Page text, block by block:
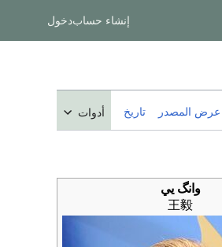
إنشاء حسابدخول
عرض المصدر تاريخ أدوات
وانگ يي
王毅